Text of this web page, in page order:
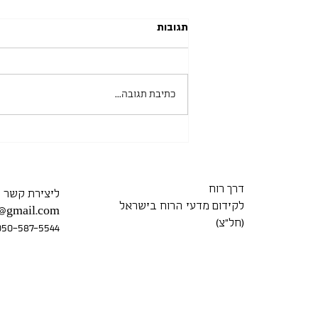
מכללת אורנים 15.06.2026
תגובות
כתיבת תגובה...
ליצירת קשר
587-5544
דרך רוח
לקידום מדעי הרוח בישראל
(חל״צ)